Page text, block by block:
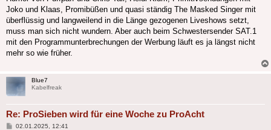
Joko und Klaas, Promibüßen und quasi ständig The Masked Singer mit
überflüssig und langweilend in die Länge gezogenen Liveshows setzt,
muss man sich nicht wundern. Aber auch beim Schwestersender SAT.1
mit den Programmunterbrechungen der Werbung läuft es ja längst nicht
mehr so wie früher.
Blue7
Kabelfreak
Re: ProSieben wird für eine Woche zu ProAcht
Beitrag
02.01.2025, 12:41